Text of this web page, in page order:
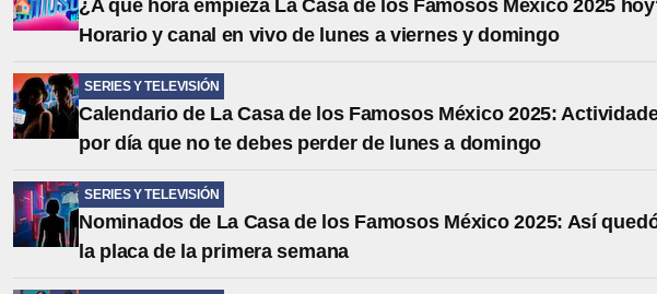
¿A qué hora empieza La Casa de los Famosos México 2025
Horario y canal en vivo de lunes a viernes y domingo
SERIES Y TELEVISIÓN
Calendario de La Casa de los Famosos México 2025:
por día que no te debes perder de lunes a domingo
SERIES Y TELEVISIÓN
Nominados de La Casa de los Famosos México 2025: Así
la placa de la primera semana